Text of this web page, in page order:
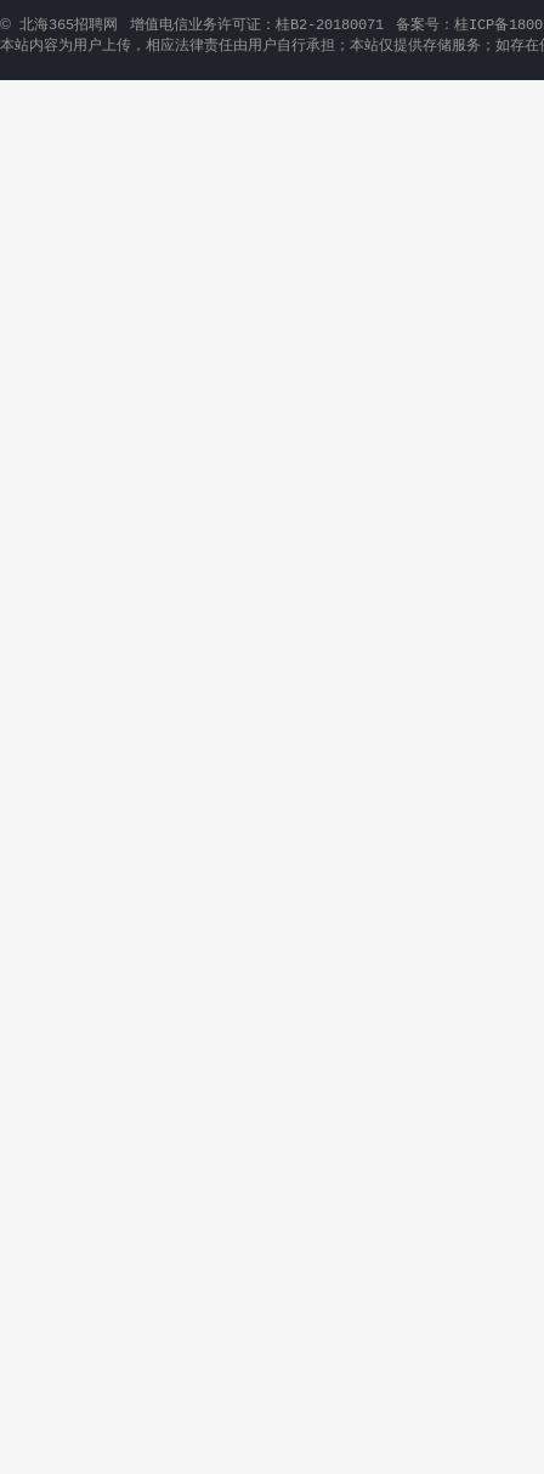
© 北海365招聘网 增值电信业务许可证：桂B2-20180071
备案号：桂ICP备
本站内容为用户上传，相应法律责任由用户自行承担；本站仅提供存储服务；如存